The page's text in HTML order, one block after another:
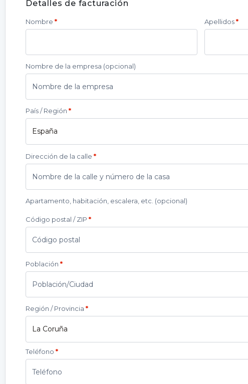
Detalles de facturación
Nombre * Apellidos*
Nombre de la empresa (opcional)
País / Región *
España
Dirección de la calle *
Apartamento, habitación, escalera, etc. (opcional)
Código postal / ZIP *
Población *
Región / Provincia *
La Coruña
Teléfono *